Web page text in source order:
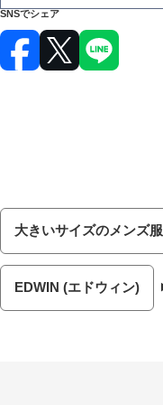
SNSでシェア
大きいサイズのメンズ服
EDWIN (エドウィン)